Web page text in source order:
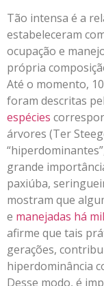
Tão intensa é a
estabeleceram
ocupação e
própria
Até o momento,
foram descritas
espécies
árvores (Ter
grande
paxiúba,
mostram que
e manejadas há
afirme que tais
gerações,
hiperdominância
Desse modo, é